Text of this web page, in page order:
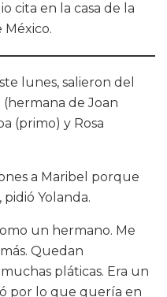
cita en la casa de la
México.
lunes, salieron del
de Joan
(primo) y Rosa
a Maribel porque
pidió Yolanda.
un hermano. Me
Quedan
pláticas. Era un
por lo que quería en